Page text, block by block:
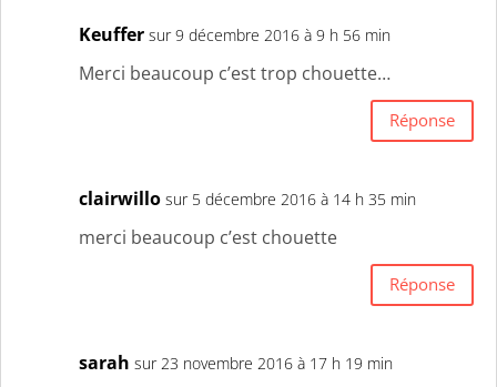
Keuffer sur 9 décembre 2016 à 9 h 56 min
Merci beaucoup c’est trop chouette…
Réponse
clairwillo sur 5 décembre 2016 à 14 h 35 min
merci beaucoup c’est chouette
Réponse
sarah sur 23 novembre 2016 à 17 h 19 min